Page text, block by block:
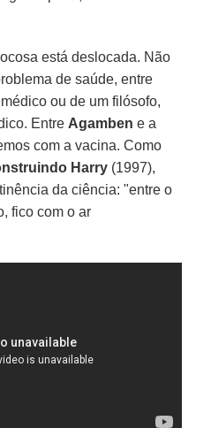
está deslocada. Não
de saúde, entre
ou de um filósofo,
Entre Agamben e a
com a vacina. Como
Harry (1997),
da ciência: "entre o
fico com o ar